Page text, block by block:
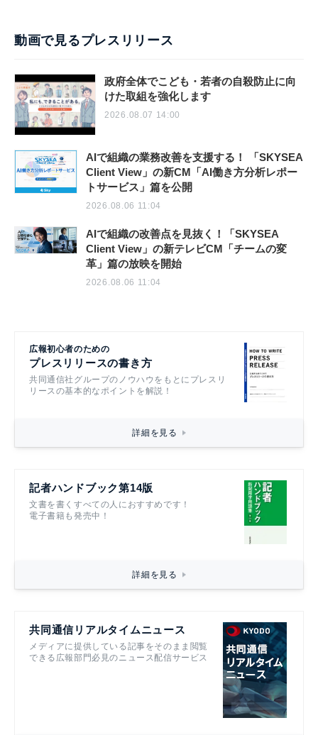
動画で見るプレスリリース
政府全体でこども・若者の自殺防止に向
けた取組を強化します
2026.08.07 14:00
AIで組織の業務改善を支援する！ 「SKYSEA
Client View」の新CM「AI働き方分析レポー
トサービス」篇を公開
2026.08.06 11:04
AIで組織の改善点を見抜く！「SKYSEA
Client View」の新テレビCM「チームの変
革」篇の放映を開始
2026.08.06 11:04
広報初心者のための
プレスリリースの書き方
共同通信社グループのノウハウをもとにプレスリ
リースの基本的なポイントを解説！
詳細を見る
記者ハンドブック第14版
文書を書くすべての人におすすめです！
電子書籍も発売中！
詳細を見る
共同通信リアルタイムニュース
メディアに提供している記事をそのまま閲覧
できる広報部門必見のニュース配信サービス